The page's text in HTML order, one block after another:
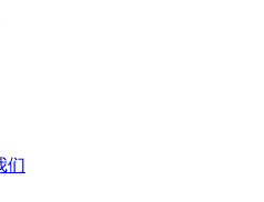
们